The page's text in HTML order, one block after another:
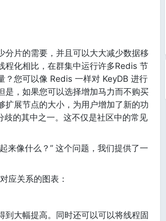
片的需要，并且可以大大减少数据移
程化相比，在群集中运行许多Redis 节
？您可以像 Redis 一样对 KeyDB 进行
是，如果您可以选择增加马力而不购买
扩展节点的大小，为用户增加了新的功
的其中之一。这不仅是社区中的常见
来像什么？” 这个问题，我们提供了一
应关系的图表：
到大幅提高。同时还可以可以将线程固